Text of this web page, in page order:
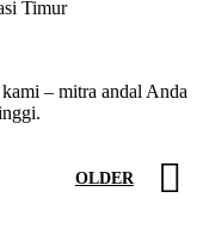
Timur
– mitra andal Anda
OLDER